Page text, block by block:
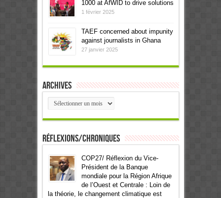
1000 at AfWID to drive solutions
1 février 2025
TAEF concerned about impunity
against journalists in Ghana
27 janvier 2025
Archives
Archives
Réflexions/Chroniques
COP27/ Réflexion du Vice-
Président de la Banque
mondiale pour la Région Afrique
de l’Ouest et Centrale : Loin de
la théorie, le changement climatique est